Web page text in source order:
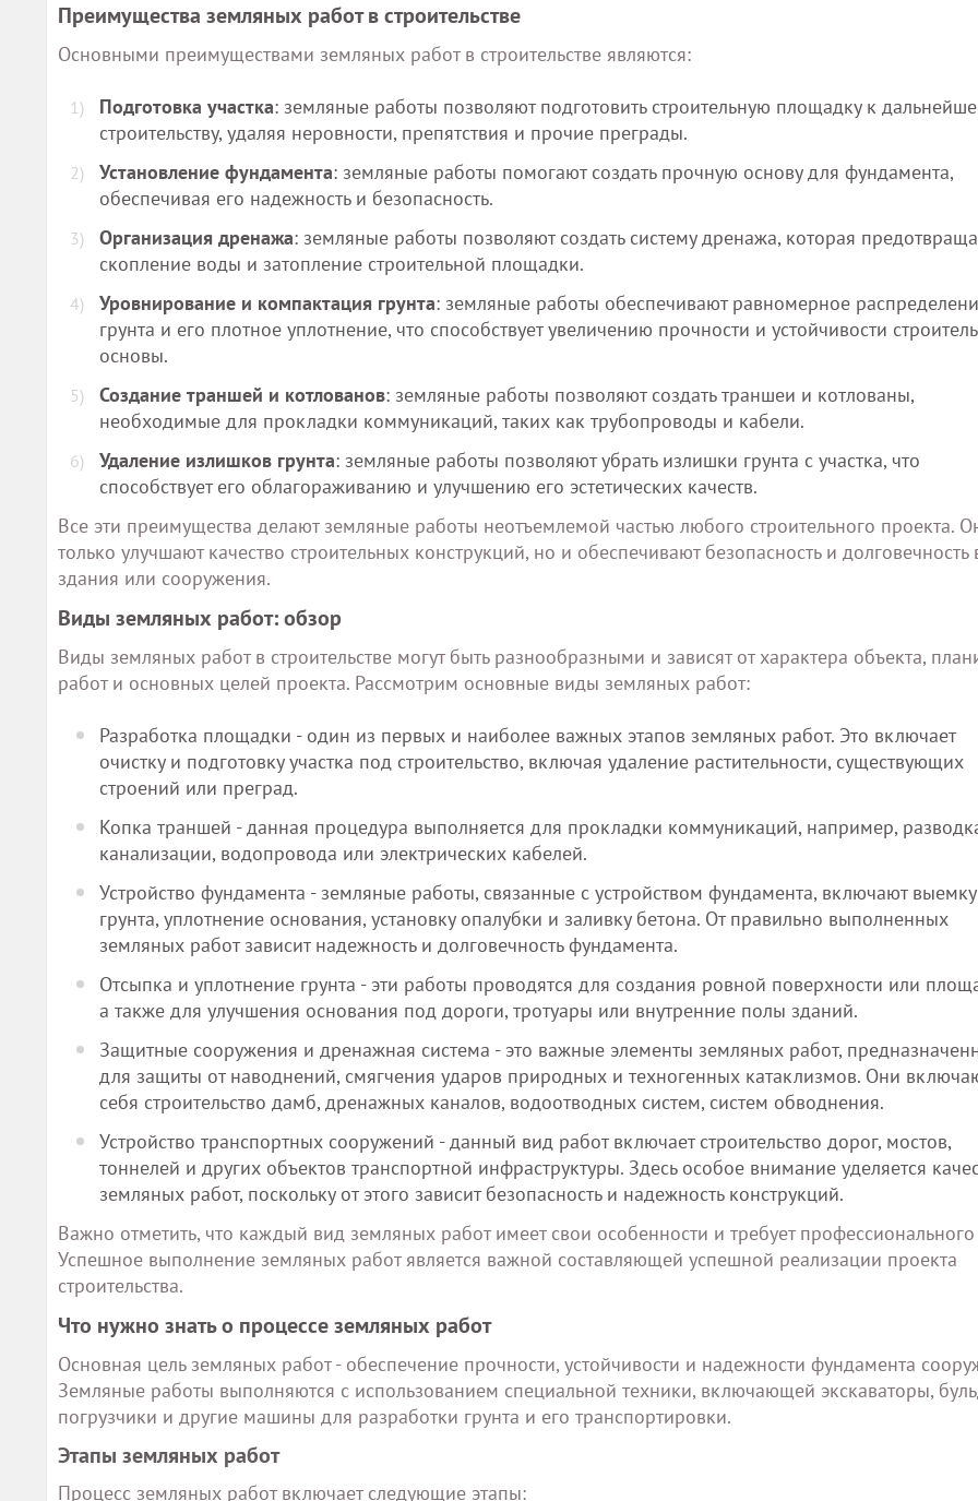
Преимущества земляных работ в строительстве
Основными преимуществами земляных работ в строительстве являются:
Подготовка участка: земляные работы позволяют подготовить строительную площадку к
строительству, удаляя неровности, препятствия и прочие преграды.
Установление фундамента: земляные работы помогают создать прочную основу для фундамента,
обеспечивая его надежность и безопасность.
Организация дренажа: земляные работы позволяют создать систему дренажа, которая
скопление воды и затопление строительной площадки.
Уровнирование и компактация грунта: земляные работы обеспечивают равномерное
грунта и его плотное уплотнение, что способствует увеличению прочности и устойчивости
основы.
Создание траншей и котлованов: земляные работы позволяют создать траншеи и котлованы,
необходимые для прокладки коммуникаций, таких как трубопроводы и кабели.
Удаление излишков грунта: земляные работы позволяют убрать излишки грунта с участка, что
способствует его облагораживанию и улучшению его эстетических качеств.
Все эти преимущества делают земляные работы неотъемлемой частью любого строительного проекта.
только улучшают качество строительных конструкций, но и обеспечивают безопасность и долговечность
здания или сооружения.
Виды земляных работ: обзор
Виды земляных работ в строительстве могут быть разнообразными и зависят от характера объекта,
работ и основных целей проекта. Рассмотрим основные виды земляных работ:
Разработка площадки - один из первых и наиболее важных этапов земляных работ. Это включает
очистку и подготовку участка под строительство, включая удаление растительности, существующих
строений или преград.
Копка траншей - данная процедура выполняется для прокладки коммуникаций, например,
канализации, водопровода или электрических кабелей.
Устройство фундамента - земляные работы, связанные с устройством фундамента, включают выемку
грунта, уплотнение основания, установку опалубки и заливку бетона. От правильно выполненных
земляных работ зависит надежность и долговечность фундамента.
Отсыпка и уплотнение грунта - эти работы проводятся для создания ровной поверхности или
а также для улучшения основания под дороги, тротуары или внутренние полы зданий.
Защитные сооружения и дренажная система - это важные элементы земляных работ,
для защиты от наводнений, смягчения ударов природных и техногенных катаклизмов. Они
себя строительство дамб, дренажных каналов, водоотводных систем, систем обводнения.
Устройство транспортных сооружений - данный вид работ включает строительство дорог, мостов,
тоннелей и других объектов транспортной инфраструктуры. Здесь особое внимание уделяется
земляных работ, поскольку от этого зависит безопасность и надежность конструкций.
Важно отметить, что каждый вид земляных работ имеет свои особенности и требует
Успешное выполнение земляных работ является важной составляющей успешной реализации проекта
строительства.
Что нужно знать о процессе земляных работ
Основная цель земляных работ - обеспечение прочности, устойчивости и надежности фундамента
Земляные работы выполняются с использованием специальной техники, включающей экскаваторы,
погрузчики и другие машины для разработки грунта и его транспортировки.
Этапы земляных работ
Процесс земляных работ включает следующие этапы: